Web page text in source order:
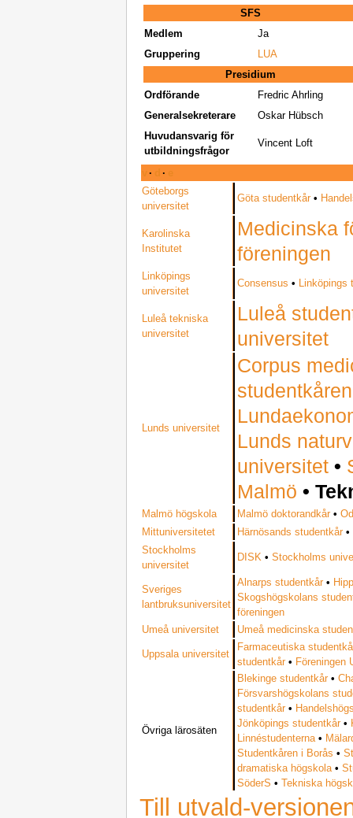
SFS
Medlem
Ja
Gruppering
LUA
Presidium
Ordförande
Fredric Ahrling
Generalsekreterare
Oskar Hübsch
Huvudansvarig för
utbildningsfrågor
Vincent Loft
· ·
Göteborgs
universitet
Göta studentkår •
Karolinska
Institutet
Medicinska
föreningen
Linköpings
universitet
Consensus • Linköpings
Luleå tekniska
universitet
Luleå
universitet
Lunds universitet
Corpus
Lunds
universitet •
Malmö •
Malmö högskola Malmö doktorandkår •
Mittuniversitetet
Härnösands studentkår •
Stockholms
universitet
DISK •Stockholms
Sveriges
lantbruksuniversitet
Alnarps studentkår •
Skogshögskolans
föreningen
Umeå universitet
Umeå medicinska
Uppsala universitet
Farmaceutiska
studentkår • Föreningen
Övriga lärosäten
Blekinge studentkår •
Försvarshögskolans
studentkår •
Jönköpings studentkår •
Linnéstudenterna•
Studentkåren i Borås •
dramatiska högskola•
SöderS •Tekniska
Till utvald-